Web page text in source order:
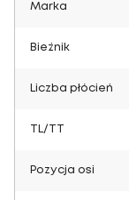
Marka
Bieżnik
Liczba płócień
TL/TT
Pozycja osi